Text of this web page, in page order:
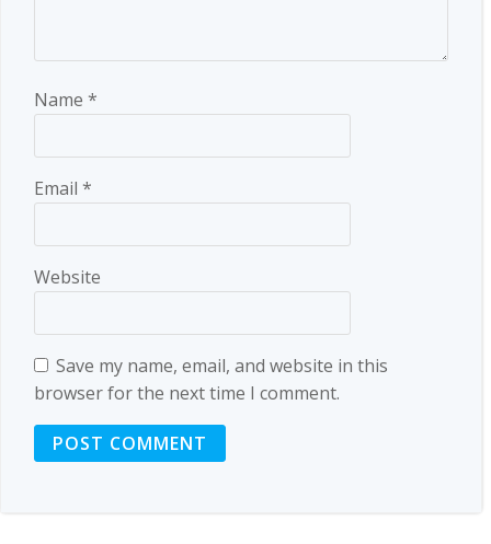
Name *
Email *
Website
Save my name, email, and website in this
browser for the next time I comment.